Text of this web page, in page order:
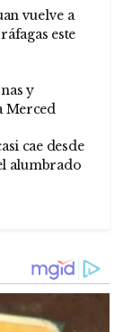
vuelve a
este
y
Merced
cae desde
alumbrado